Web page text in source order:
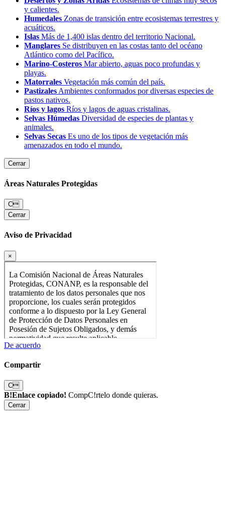
y calientes.
Humedales Zonas de transición entre ecosistemas terrestres y
acuáticos.
Islas Más de 1,400 islas dentro del territorio Nacional.
Manglares Se distribuyen en las costas tanto del océano
Atlántico como del Pacífico.
Marino-Costeros Mar abierto, aguas poco profundas y
playas.
Matorrales Vegetación más común del país.
Pastizales Ambientes conformados por diversas especies de
pastos nativos.
Ríos y lagos Ríos y lagos de aguas cristalinas.
Selvas Húmedas Diversidad de especies de plantas y
animales.
Selvas Secas Es uno de los tipos de vegetación más
amenazados en todo el mundo.
Cerrar
Áreas Naturales Protegidas
C
Cerrar
Aviso de Privacidad
×
De acuerdo
Compartir
C
B!Enlace copiado! CompC!rtelo donde quieras.
Cerrar